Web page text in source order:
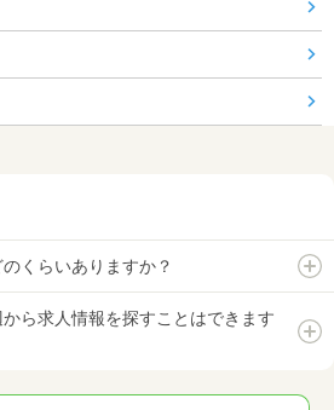
くらいありますか？
ら求人情報を探すことはできます